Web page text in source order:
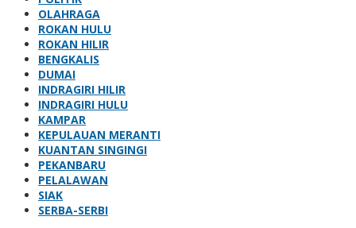
OLAHRAGA
ROKAN HULU
ROKAN HILIR
BENGKALIS
DUMAI
INDRAGIRI HILIR
INDRAGIRI HULU
KAMPAR
KEPULAUAN MERANTI
KUANTAN SINGINGI
PEKANBARU
PELALAWAN
SIAK
SERBA-SERBI